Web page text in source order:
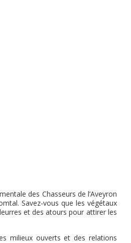
des Chasseurs de l’Aveyron
Savez-vous que les végétaux
et des atours pour attirer les
milieux ouverts et des relations